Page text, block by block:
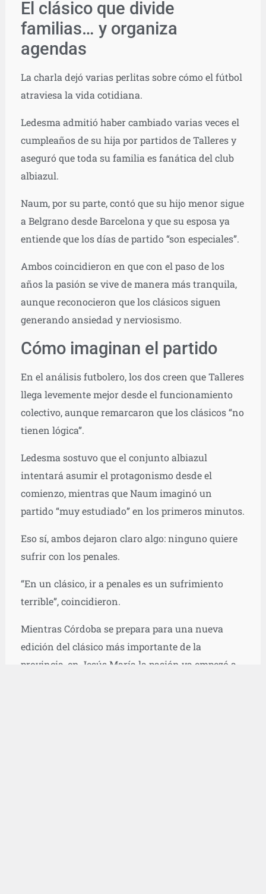
El clásico que divide
familias… y organiza
agendas
La charla dejó varias perlitas sobre cómo el fútbol
atraviesa la vida cotidiana.
Ledesma admitió haber cambiado varias veces el
cumpleaños de su hija por partidos de Talleres y
aseguró que toda su familia es fanática del club
albiazul.
Naum, por su parte, contó que su hijo menor sigue
a Belgrano desde Barcelona y que su esposa ya
entiende que los días de partido “son especiales”.
Ambos coincidieron en que con el paso de los
años la pasión se vive de manera más tranquila,
aunque reconocieron que los clásicos siguen
generando ansiedad y nerviosismo.
Cómo imaginan el partido
En el análisis futbolero, los dos creen que Talleres
llega levemente mejor desde el funcionamiento
colectivo, aunque remarcaron que los clásicos “no
tienen lógica”.
Ledesma sostuvo que el conjunto albiazul
intentará asumir el protagonismo desde el
comienzo, mientras que Naum imaginó un
partido “muy estudiado” en los primeros minutos.
Eso sí, ambos dejaron claro algo: ninguno quiere
sufrir con los penales.
“En un clásico, ir a penales es un sufrimiento
terrible”, coincidieron.
Mientras Córdoba se prepara para una nueva
edición del clásico más importante de la
provincia, en Jesús María la pasión ya empezó a